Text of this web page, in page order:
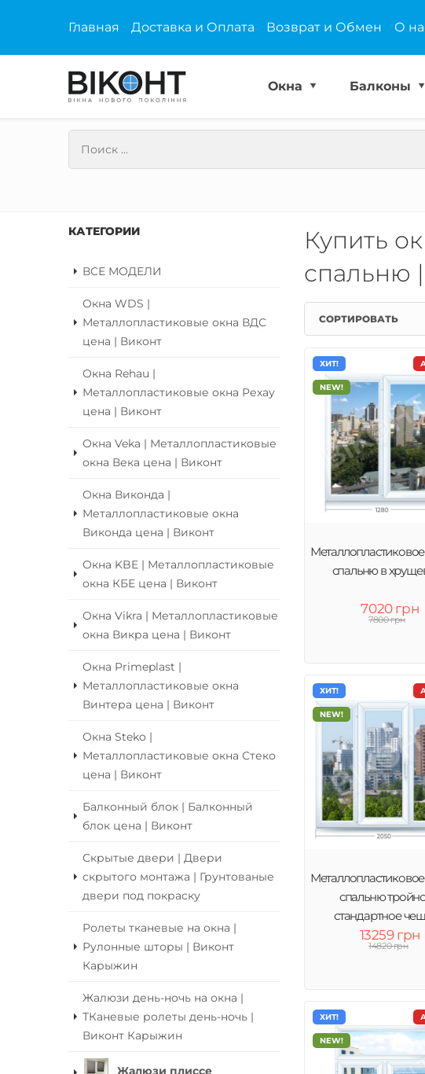
Главная Доставка и Оплата Возврат и Обмен О
Окна Балконы
КАТЕГОРИИ
ВСЕ МОДЕЛИ
Окна WDS |
Металлопластиковые окна ВДС
цена | Виконт
Окна Rehau |
Металлопластиковые окна Рехау
цена | Виконт
Окна Veka | Металлопластиковые
окна Века цена | Виконт
Окна Виконда |
Металлопластиковые окна
Виконда цена | Виконт
Окна KBE | Металлопластиковые
окна КБЕ цена | Виконт
Окна Vikra | Металлопластиковые
окна Викра цена | Виконт
Окна Primeplast |
Металлопластиковые окна
Винтера цена | Виконт
Окна Steko |
Металлопластиковые окна Стеко
цена | Виконт
Балконный блок | Балконный
блок цена | Виконт
Скрытые двери | Двери
скрытого монтажа | Грунтованые
двери под покраску
Ролеты тканевые на окна |
Рулонные шторы | Виконт
Карыжин
Жалюзи день-ночь на окна |
ТКаневые ролеты день-ночь |
Виконт Карыжин
Жалюзи плиссе
Купить
спальню
СОРТИРОВАТЬ
ХИТ!
NEW!
спальню в
7020 грн
7800 грн
ХИТ!
NEW!
спальню
стандартное
13259 грн
14820 грн
ХИТ!
NEW!